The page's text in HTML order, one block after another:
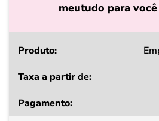
meutudo para você
Produto
a